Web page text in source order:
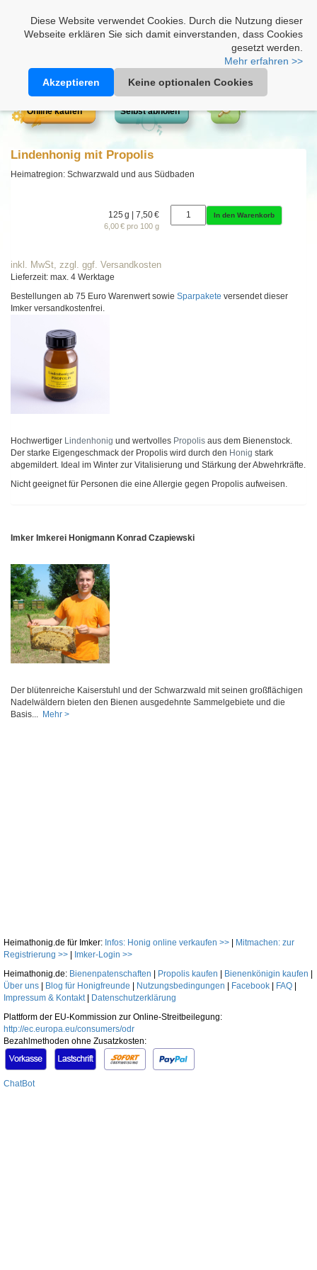
Diese Website verwendet Cookies. Durch die Nutzung dieser
Webseite erklären Sie sich damit einverstanden, dass Cookies
gesetzt werden.
Mehr erfahren >>
Akzeptieren
Keine optionalen Cookies
Online kaufen Selbst abholen
Lindenhonig mit Propolis
Heimatregion: Schwarzwald und aus Südbaden
125 g | 7,50 €
6,00 € pro 100 g
In den Warenkorb
inkl. MwSt, zzgl. ggf. Versandkosten
Lieferzeit: max. 4 Werktage
Bestellungen ab 75 Euro Warenwert sowie Sparpakete versendet dieser
Imker versandkostenfrei.
Hochwertiger Lindenhonig und wertvolles Propolis aus dem Bienenstock.
Der starke Eigengeschmack der Propolis wird durch den Honig stark
abgemildert. Ideal im Winter zur Vitalisierung und Stärkung der Abwehrkräfte.
Nicht geeignet für Personen die eine Allergie gegen Propolis aufweisen.
Imker Imkerei Honigmann Konrad Czapiewski
Der blütenreiche Kaiserstuhl und der Schwarzwald mit seinen großflächigen
Nadelwäldern bieten den Bienen ausgedehnte Sammelgebiete und die
Basis... Mehr >
Heimathonig.de für Imker: Infos: Honig online verkaufen >>
Mitmachen: zur
Registrierung >>
Imker-Login >>
Heimathonig.de: Bienenpatenschaften Propolis kaufen Bienenkönigin kaufen
Über uns
Blog für Honigfreunde Nutzungsbedingungen Facebook FAQ
Impressum & Kontakt|
Datenschutzerklärung
Plattform der EU-Kommission zur Online-Streitbeilegung:
http://ec.europa.eu/consumers/odr
Bezahlmethoden ohne Zusatzkosten:
ChatBot